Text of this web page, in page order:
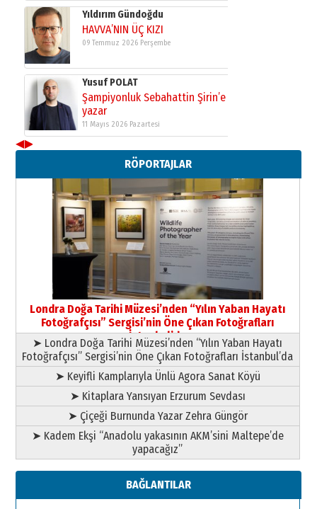
Yıldırım Gündoğdu
HAVVA’NIN ÜÇ KIZI
09 Temmuz 2026 Perşembe
Yusuf POLAT
Şampiyonluk Sebahattin Şirin’e
yazar
11 Mayıs 2026 Pazartesi
Neşat YALÇIN
Paranın Aile Kültüründeki Yeri
03 Ağustos 2026 Pazartesi
Yıldırım Gündoğdu
HAVVA’NIN ÜÇ KIZI
09 Temmuz 2026 Perşembe
Yusuf POLAT
Şampiyonluk Sebahattin Şirin’e
yazar
11 Mayıs 2026 Pazartesi
◀▶
RÖPORTAJLAR
Londra Doğa Tarihi Müzesi’nden “Yılın Yaban Hayatı
Fotoğrafçısı” Sergisi’nin Öne Çıkan Fotoğrafları
İstanbul’da
➤ Londra Doğa Tarihi Müzesi’nden “Yılın Yaban Hayatı
Fotoğrafçısı” Sergisi’nin Öne Çıkan Fotoğrafları İstanbul’da
➤ Keyifli Kamplarıyla Ünlü Agora Sanat Köyü
➤ Kitaplara Yansıyan Erzurum Sevdası
➤ Çiçeği Burnunda Yazar Zehra Güngör
➤ Kadem Ekşi “Anadolu yakasının AKM’sini Maltepe’de
yapacağız”
BAĞLANTILAR